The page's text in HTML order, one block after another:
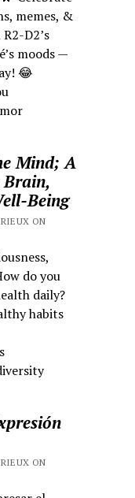
memes, &
D2’s
moods —
😂
Mind; A
Brain,
Being
ON
do you
daily?
habits
ON